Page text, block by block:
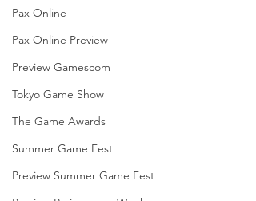
Pax Online
Pax Online Preview
Preview Gamescom
Tokyo Game Show
The Game Awards
Summer Game Fest
Preview Summer Game Fest